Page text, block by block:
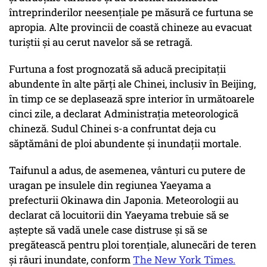
întreprinderilor neesențiale pe măsură ce furtuna se
apropia. Alte provincii de coastă chineze au evacuat
turiștii și au cerut navelor să se retragă.
Furtuna a fost prognozată să aducă precipitații
abundente în alte părți ale Chinei, inclusiv în Beijing,
în timp ce se deplasează spre interior în următoarele
cinci zile, a declarat Administrația meteorologică
chineză. Sudul Chinei s-a confruntat deja cu
săptămâni de ploi abundente și inundații mortale.
Taifunul a adus, de asemenea, vânturi cu putere de
uragan pe insulele din regiunea Yaeyama a
prefecturii Okinawa din Japonia. Meteorologii au
declarat că locuitorii din Yaeyama trebuie să se
aștepte să vadă unele case distruse și să se
pregătească pentru ploi torențiale, alunecări de teren
și râuri inundate, conformThe New York Times.